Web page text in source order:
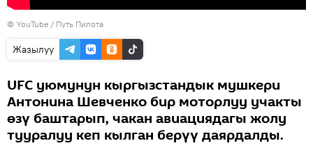
© YouTube / Путь Пилота
Жазылуу
UFC уюмунун кыргызстандык мушкери
Антонина Шевченко бир моторлуу учакты
өзү баштарып, чакан авиациядагы жолу
тууралуу кеп кылган берүү даярдалды.